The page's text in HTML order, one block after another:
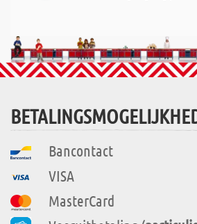
Bancontact
VISA
MasterCard